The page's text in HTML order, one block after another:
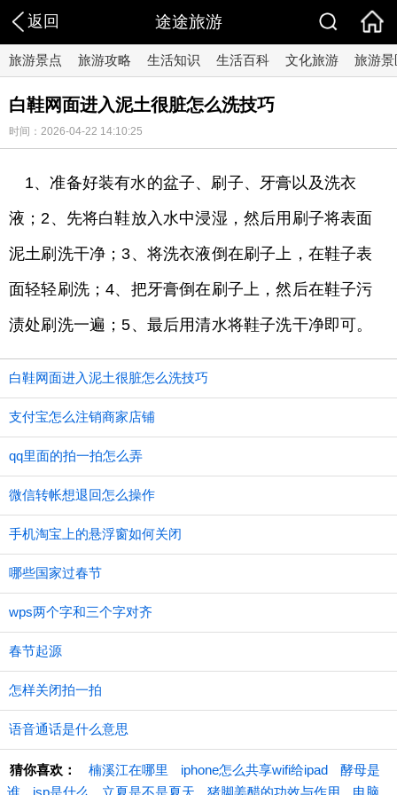
返回 途途旅游
旅游景点 旅游攻略 生活知识 生活百科 文化旅游 旅游景
白鞋网面进入泥土很脏怎么洗技巧
时间：2026-04-22 14:10:25
1、准备好装有水的盆子、刷子、牙膏以及洗衣
液；2、先将白鞋放入水中浸湿，然后用刷子将表面
泥土刷洗干净；3、将洗衣液倒在刷子上，在鞋子表
面轻轻刷洗；4、把牙膏倒在刷子上，然后在鞋子污
渍处刷洗一遍；5、最后用清水将鞋子洗干净即可。
白鞋网面进入泥土很脏怎么洗技巧
支付宝怎么注销商家店铺
qq里面的拍一拍怎么弄
微信转帐想退回怎么操作
手机淘宝上的悬浮窗如何关闭
哪些国家过春节
wps两个字和三个字对齐
春节起源
怎样关闭拍一拍
语音通话是什么意思
猜你喜欢： 楠溪江在哪里 iphone怎么共享wifi给ipad
酵母是
谁
isp是什么 立夏是不是夏天 猪脚姜醋的功效与作用 电脑